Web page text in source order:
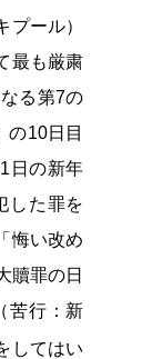
ール）
最も厳粛
る第7の
10日目
日の新年
した罪を
悔い改め
贖罪の日
苦行：新
してはい